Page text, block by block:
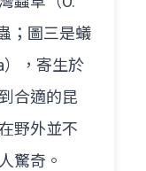
；圖三是蟻
），寄生於
合適的昆
野外並不
驚奇。